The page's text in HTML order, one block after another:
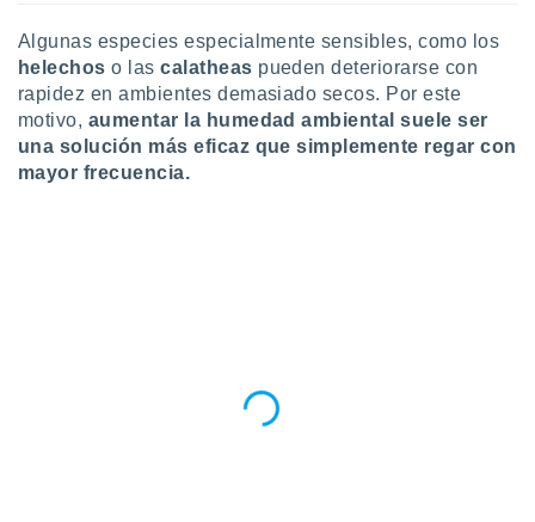
datos
momento
en
en
Algunas especies especialmente sensibles, como los
helechos o lascalatheas pueden deteriorarse con
rapidez en ambientes demasiado secos. Por este
motivo, aumentar la humedad ambiental suele ser
una solución más eficaz que simplemente regar con
mayor frecuencia.